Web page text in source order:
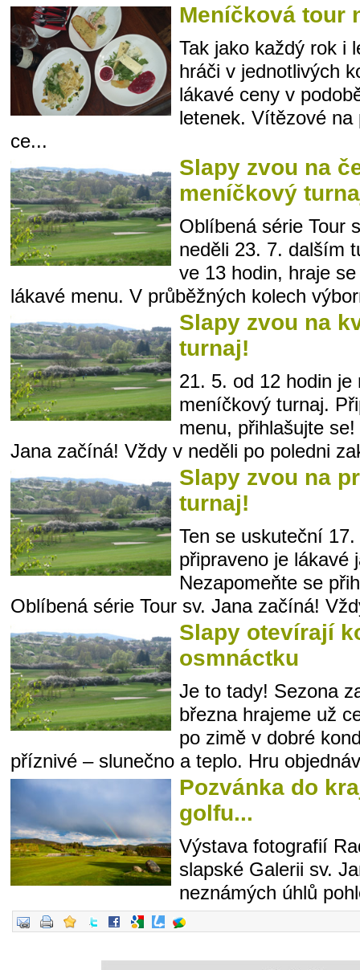
Meníčková tour
Tak jako každý rok i
hráči v jednotlivých
lákavé ceny v
letenek. Vítězové
ce...
Slapy zvou na
meníčkový
Oblíbená série Tour
neděli 23. 7. dalším
ve 13 hodin, hraje
lákavé menu. V průběžných kolech
Slapy zvou na
turnaj!
21. 5. od 12 hodin
meníčkový turnaj.
menu, přihlašujte
Jana začíná! Vždy v neděli po poledni
Slapy zvou na
turnaj!
Ten se uskuteční
připraveno je lákavé
Nezapomeňte se
Oblíbená série Tour sv. Jana začíná!
Slapy otevírají
osmnáctku
Je to tady! Sezona
března hrajeme už
po zimě v dobré
příznivé – slunečno a teplo. Hru
Pozvánka do
golfu...
Výstava fotografií
slapské Galerii sv.
neznámých úhlů